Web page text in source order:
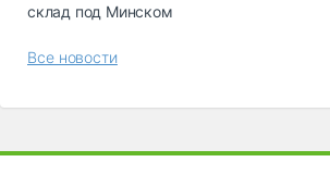
склад под Минском
Все новости